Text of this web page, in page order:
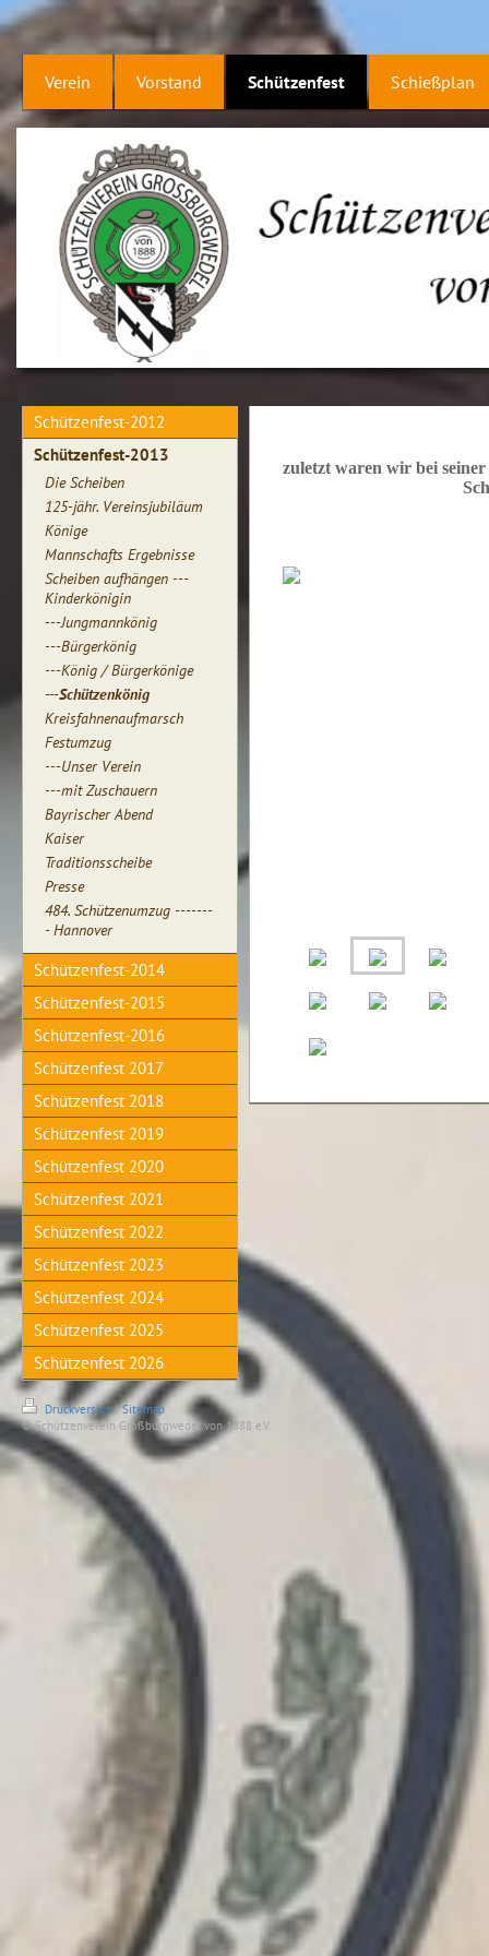
Verein Vorstand Schützenfest Schießplan
Schützenfest-2012
Schützenfest-2013
Die Scheiben
125-jähr. Vereinsjubiläum
Könige
Mannschafts Ergebnisse
Scheiben aufhängen ---
Kinderkönigin
---Jungmannkönig
---Bürgerkönig
---König / Bürgerkönige
---Schützenkönig
Kreisfahnenaufmarsch
Festumzug
---Unser Verein
---mit Zuschauern
Bayrischer Abend
Kaiser
Traditionsscheibe
Presse
484. Schützenumzug -------
- Hannover
Schützenfest-2014
Schützenfest-2015
Schützenfest-2016
Schützenfest 2017
Schützenfest 2018
Schützenfest 2019
Schützenfest 2020
Schützenfest 2021
Schützenfest 2022
Schützenfest 2023
Schützenfest 2024
Schützenfest 2025
Schützenfest 2026
zuletzt waren wir bei
Druckversion| Sitemap
© Schützenverein Großburgwedel von 1888 e.V.